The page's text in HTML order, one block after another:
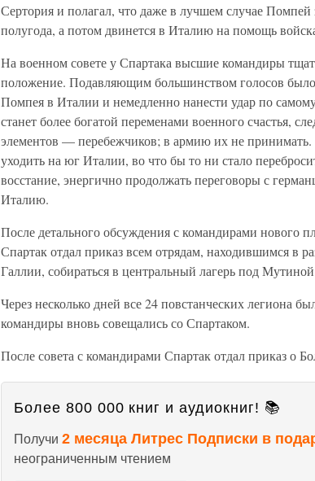
Сертория и полагал, что даже в лучшем случае
полугода, а потом двинется в Италию на помощь
На военном совете у Спартака высшие командиры
положение. Подавляющим большинством голосов
Помпея в Италии и немедленно нанести удар по
станет более богатой переменами военного счастья,
элементов — перебежчиков; в армию их не принимать.
уходить на юг Италии, во что бы то ни стало
восстание, энергично продолжать переговоры с
Италию.
После детального обсуждения с командирами нового
Спартак отдал приказ всем отрядам, находившимся в
Галлии, собираться в центральный лагерь под
Через несколько дней все 24 повстанческих легиона
командиры вновь совещались со Спартаком.
После совета с командирами Спартак отдал приказ о
Более 800 000 книг и аудиокниг! 📚
Получи 2 месяца Литрес Подписки в
неограниченным чтением